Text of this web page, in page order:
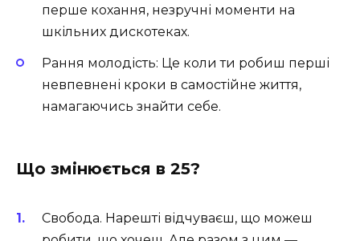
перше кохання, незручні моменти на
шкільних дискотеках.
Рання молодість: Це коли ти робиш перші
невпевнені кроки в самостійне життя,
намагаючись знайти себе.
Що змінюється в 25?
Свобода. Нарешті відчуваєш, що можеш